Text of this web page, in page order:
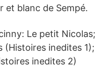
et blanc de Sempé.
Le petit Nicolas;
(Histoires inedites 1);
inedites 2)